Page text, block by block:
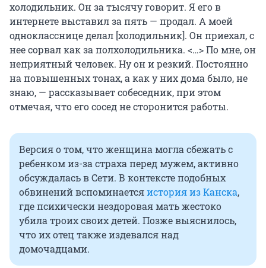
холодильник. Он за тысячу говорит. Я его в
интернете выставил за пять — продал. А моей
однокласснице делал [холодильник]. Он приехал, с
нее сорвал как за полхолодильника. <…> По мне, он
неприятный человек. Ну он и резкий. Постоянно
на повышенных тонах, а как у них дома было, не
знаю, — рассказывает собеседник, при этом
отмечая, что его сосед не сторонится работы.
Версия о том, что женщина могла сбежать с
ребенком из-за страха перед мужем, активно
обсуждалась в Сети. В контексте подобных
обвинений вспоминаетсяистория из Канска,
где психически нездоровая мать жестоко
убила троих своих детей. Позже выяснилось,
что их отец также издевался над
домочадцами.